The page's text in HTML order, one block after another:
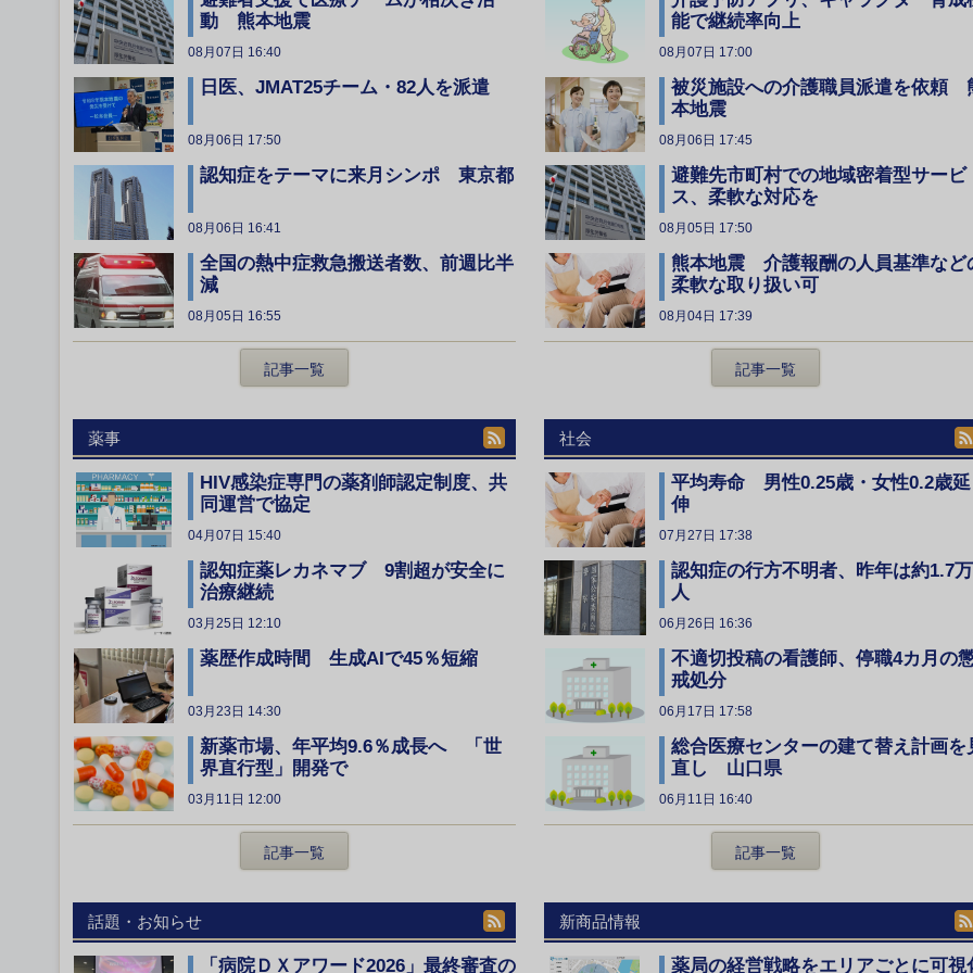
動 熊本地震
08月07日 16:40
日医、JMAT25チーム・82人を派遣
08月06日 17:50
認知症をテーマに来月シンポ 東京都
08月06日 16:41
全国の熱中症救急搬送者数、前週比半
減
08月05日 16:55
記事一覧
能で継続率向上
08月07日 17:00
被災施設への介護職員派遣を依頼
本地震
08月06日 17:45
避難先市町村での地域密着型サービ
ス、柔軟な対応を
08月05日 17:50
熊本地震 介護報酬の人員基準など
柔軟な取り扱い可
08月04日 17:39
記事一覧
薬事
HIV感染症専門の薬剤師認定制度、共
同運営で協定
04月07日 15:40
認知症薬レカネマブ 9割超が安全に
治療継続
03月25日 12:10
薬歴作成時間 生成AIで45％短縮
03月23日 14:30
新薬市場、年平均9.6％成長へ 「世
界直行型」開発で
03月11日 12:00
記事一覧
社会
平均寿命 男性0.25歳・女性0.2歳延
伸
07月27日 17:38
認知症の行方不明者、昨年は約1.7万
人
06月26日 16:36
不適切投稿の看護師、停職4カ月の
戒処分
06月17日 17:58
総合医療センターの建て替え計画を
直し 山口県
06月11日 16:40
記事一覧
話題・お知らせ
「病院ＤＸアワード2026」最終審査の
新商品情報
薬局の経営戦略をエリアごとに可視